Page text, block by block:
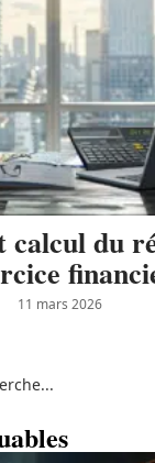
calcul du
11 mars 2026